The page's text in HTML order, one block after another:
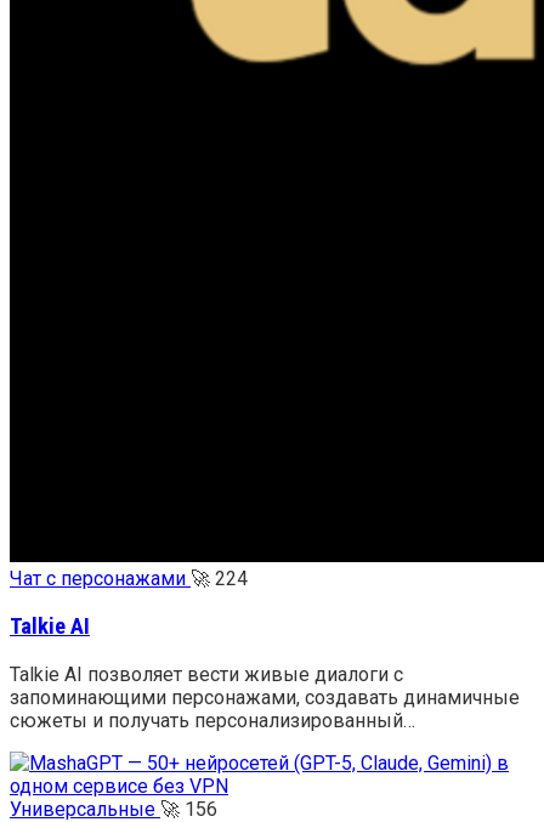
Чат с персонажами 🚀 224
Talkie AI
Talkie AI позволяет вести живые диалоги с
запоминающими персонажами, создавать динамичные
сюжеты и получать персонализированный…
Универсальные 🚀 156